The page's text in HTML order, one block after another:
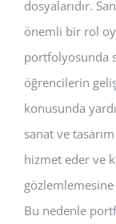
dosyalarıdır.
önemli bir rol
portfolyosunda
öğrencilerin
konusunda
sanat ve
hizmet eder ve
Bu nedenle